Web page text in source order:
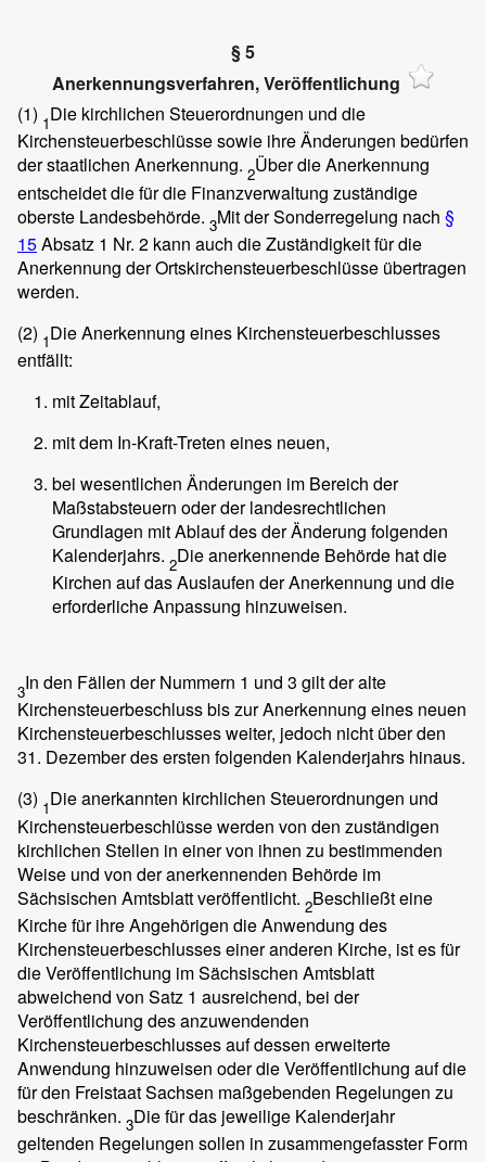
§ 5
Anerkennungsverfahren, Veröffentlichung
(1) 1Die kirchlichen Steuerordnungen und die
Kirchensteuerbeschlüsse sowie ihre Änderungen bedürfen
der staatlichen Anerkennung. 2Über die Anerkennung
entscheidet die für die Finanzverwaltung zuständige
oberste Landesbehörde. 3Mit der Sonderregelung nach §
15Absatz 1 Nr. 2 kann auch die Zuständigkeit für die
Anerkennung der Ortskirchensteuerbeschlüsse übertragen
werden.
(2) 1Die Anerkennung eines Kirchensteuerbeschlusses
entfällt:
mit Zeitablauf,
mit dem In-Kraft-Treten eines neuen,
bei wesentlichen Änderungen im Bereich der
Maßstabsteuern oder der landesrechtlichen
Grundlagen mit Ablauf des der Änderung folgenden
Kalenderjahrs. 2Die anerkennende Behörde hat die
Kirchen auf das Auslaufen der Anerkennung und die
erforderliche Anpassung hinzuweisen.
3In den Fällen der Nummern 1 und 3 gilt der alte
Kirchensteuerbeschluss bis zur Anerkennung eines neuen
Kirchensteuerbeschlusses weiter, jedoch nicht über den
31. Dezember des ersten folgenden Kalenderjahrs hinaus.
(3) 1Die anerkannten kirchlichen Steuerordnungen und
Kirchensteuerbeschlüsse werden von den zuständigen
kirchlichen Stellen in einer von ihnen zu bestimmenden
Weise und von der anerkennenden Behörde im
Sächsischen Amtsblatt veröffentlicht. 2Beschließt eine
Kirche für ihre Angehörigen die Anwendung des
Kirchensteuerbeschlusses einer anderen Kirche, ist es für
die Veröffentlichung im Sächsischen Amtsblatt
abweichend von Satz 1 ausreichend, bei der
Veröffentlichung des anzuwendenden
Kirchensteuerbeschlusses auf dessen erweiterte
Anwendung hinzuweisen oder die Veröffentlichung auf die
für den Freistaat Sachsen maßgebenden Regelungen zu
beschränken. 3Die für das jeweilige Kalenderjahr
geltenden Regelungen sollen in zusammengefasster Form